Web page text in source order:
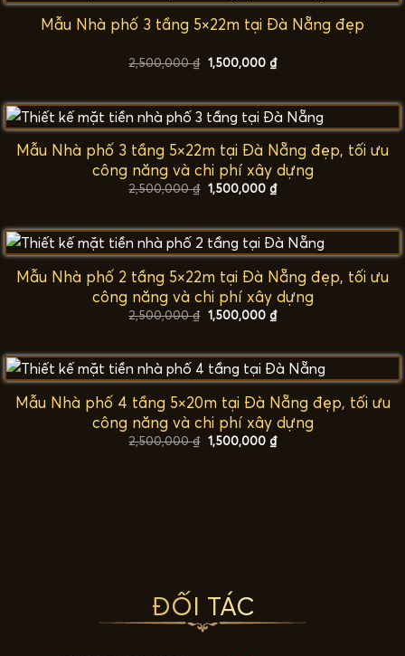
Mẫu Nhà phố 3 tầng 5×22m tại Đà Nẵng đẹp
2,500,000₫ Giá
gốc
1,500,000 ₫Giá
hiện
1,500,000 ₫.
Mẫu Nhà phố 3 tầng 5×22m tại Đà Nẵng đẹp, tối ưu
công năng và chi phí xây dựng
2,500,000₫ Giá
gốc
1,500,000 ₫Giá
hiện
1,500,000 ₫.
Mẫu Nhà phố 2 tầng 5×22m tại Đà Nẵng đẹp, tối ưu
công năng và chi phí xây dựng
2,500,000₫ Giá
gốc
1,500,000 ₫Giá
hiện
1,500,000 ₫.
Mẫu Nhà phố 4 tầng 5×20m tại Đà Nẵng đẹp, tối ưu
công năng và chi phí xây dựng
2,500,000₫ Giá
gốc
1,500,000 ₫Giá
hiện
ĐỐI TÁC